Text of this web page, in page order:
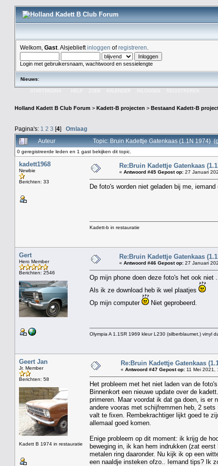
Welkom, Gast . Alsjeblieftinloggen ofregistreren
Login met gebruikersnaam, wachtwoord en sessielengte
Nieuws:
ZOEK
Holland Kadett B Club Forum > Kadett-B projecten > Bestaand Kadett-B
Pagina's: 1 2 3 [4] Omlaag
Auteur
Topic: Bruin Kadettje Gatenkaas (1.1N 1974)
0 geregistreerde leden en 1 gast bekijken dit topic.
kadett1968
Newbie
Berichten: 33
Re:Bruin Kadettje Gatenkaas
« Antwoord #45 Gepost op: 27 Januari
De foto's worden niet geladen bij me,
Kadett-b in restauratie
Gert
Hero Member
Berichten: 2546
Re:Bruin Kadettje Gatenkaas
« Antwoord #46 Gepost op: 27 Januari
Op mijn phone doen deze foto's het ook niet .
Als ik ze download heb ik wel plaatjes
Op mijn computer
Niet geprobeerd.
Olympia A 1.1SR 1969 kleur L230 (silberblaumet.) vinyl
Geert Jan
Jr. Member
Berichten: 58
Kadett B 1974 in restauratie
Re:Bruin Kadettje Gatenkaas
« Antwoord #47 Gepost op: 11 Mei 2021,
Het probleem met het niet laden van de
Binnenkort een nieuwe update over de
primeren. Maar voordat ik dat ga doen, is er
andere vooras met schijfremmen heb, 2
valt te fixen. Rembekrachtiger lijkt goed te
allemaal goed komen.
Enige probleem op dit moment: ik krijg de
beweging in, ik kan hem indrukken (zat
metalen ring daaronder. Nu kijk ik op een
een naaldje insteken ofzo.. Iemand tips? Ik